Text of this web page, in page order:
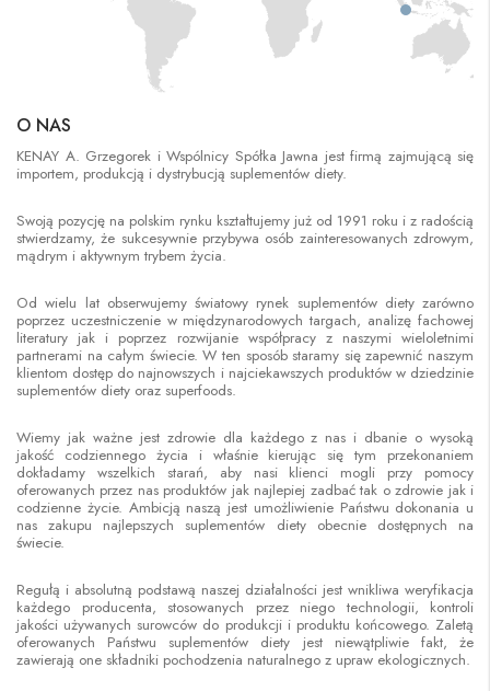
O NAS
KENAY A. Grzegorek i Wspólnicy Spółka Jawna jest firmą zajmującą się
importem, produkcją i dystrybucją suplementów diety.
Swoją pozycję na polskim rynku kształtujemy już od 1991 roku i z radością
stwierdzamy, że sukcesywnie przybywa osób zainteresowanych zdrowym,
mądrym i aktywnym trybem życia.
Od wielu lat obserwujemy światowy rynek suplementów diety zarówno
poprzez uczestniczenie w międzynarodowych targach, analizę fachowej
literatury jak i poprzez rozwijanie współpracy z naszymi wieloletnimi
partnerami na całym świecie. W ten sposób staramy się zapewnić naszym
klientom dostęp do najnowszych i najciekawszych produktów w dziedzinie
suplementów diety oraz superfoods.
Wiemy jak ważne jest zdrowie dla każdego z nas i dbanie o wysoką
jakość codziennego życia i właśnie kierując się tym przekonaniem
dokładamy wszelkich starań, aby nasi klienci mogli przy pomocy
oferowanych przez nas produktów jak najlepiej zadbać tak o zdrowie jak i
codzienne życie. Ambicją naszą jest umożliwienie Państwu dokonania u
nas zakupu najlepszych suplementów diety obecnie dostępnych na
świecie.
Regułą i absolutną podstawą naszej działalności jest wnikliwa weryfikacja
każdego producenta, stosowanych przez niego technologii, kontroli
jakości używanych surowców do produkcji i produktu końcowego. Zaletą
oferowanych Państwu suplementów diety jest niewątpliwie fakt, że
zawierają one składniki pochodzenia naturalnego z upraw ekologicznych.